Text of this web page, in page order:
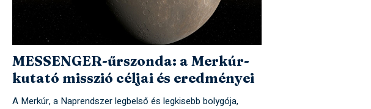
MESSENGER-űrszonda: a Merkúr-
kutató misszió céljai és eredményei
A Merkúr, a Naprendszer legbelső és legkisebb bolygója,